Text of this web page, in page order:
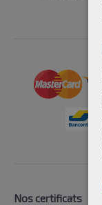
Nos certificats